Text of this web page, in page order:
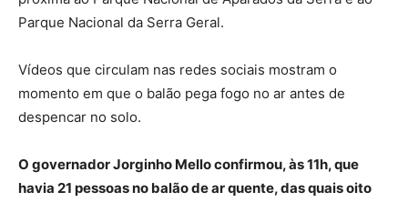
Parque Nacional da Serra Geral.
Vídeos que circulam nas redes sociais mostram o
momento em que o balão pega fogo no ar antes de
despencar no solo.
O governador Jorginho Mello confirmou, às 11h, que
havia 21 pessoas no balão de ar quente, das quais oito